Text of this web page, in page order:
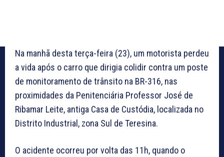
Na manhã desta terça-feira (23), um motorista perdeu
a vida após o carro que dirigia colidir contra um poste
de monitoramento de trânsito na BR-316, nas
proximidades da Penitenciária Professor José de
Ribamar Leite, antiga Casa de Custódia, localizada no
Distrito Industrial, zona Sul de Teresina.
O acidente ocorreu por volta das 11h, quando o